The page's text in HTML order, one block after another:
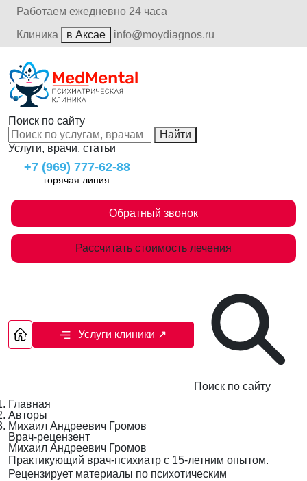
Работаем ежедневно 24 часа
Клиника
в Аксае info@moydiagnos.ru
Поиск по сайту
Найти
Услуги, врачи, статьи
+7 (969) 777-62-88
горячая линия
Обратный звонок
Рассчитать стоимость лечения
Услуги клиники ↗
Поиск по сайту
Главная
Авторы
Михаил Андреевич Громов
Врач-рецензент
Михаил Андреевич Громов
Практикующий врач-психиатр с 15-летним опытом.
Рецензирует материалы по психотическим